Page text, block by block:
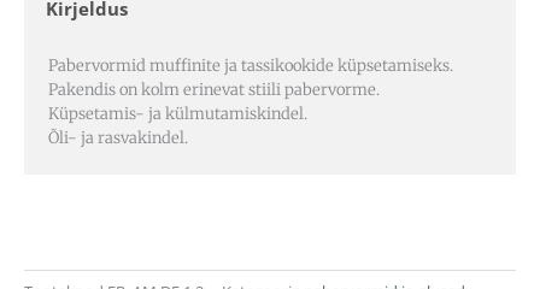
Kirjeldus
Pabervormid muffinite ja tassikookide küpsetamiseks.
Pakendis on kolm erinevat stiili pabervorme.
Küpsetamis- ja külmutamiskindel.
Õli- ja rasvakindel.